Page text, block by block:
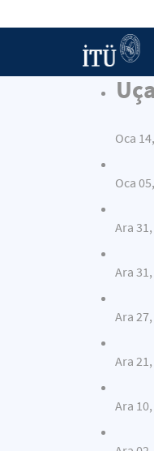
Oca
Oca
Ara
Ara
Ara
Ara
Ara